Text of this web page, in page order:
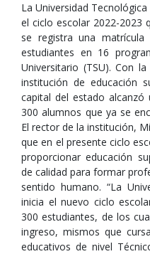
La Universidad
el ciclo escolar 2022-2023
se registra una
estudiantes en 16
Universitario (TSU). Con
institución de educación
capital del estado
300 alumnos que ya se
El rector de la institución,
que en el presente ciclo
proporcionar educación
de calidad para formar
sentido humano. “La
inicia el nuevo ciclo
300 estudiantes, de los
ingreso, mismos que
educativos de nivel